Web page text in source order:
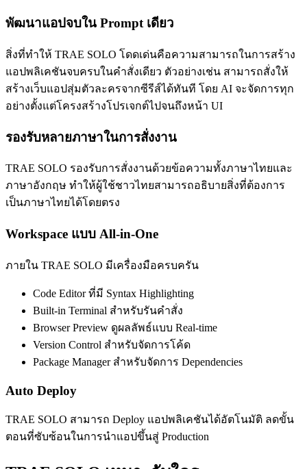
พัฒนาแอปจบใน Prompt เดียว
สิ่งที่ทำให้ TRAE SOLO โดดเด่นคือความสามารถในการสร้าง
แอปพลิเคชันจบครบในคำสั่งเดียว ตัวอย่างเช่น สามารถสั่งให้
สร้างเว็บแอปสุ่มตัวละครจากซีรีส์ได้ทันที โดย AI จะจัดการทุก
อย่างตั้งแต่โครงสร้างโปรเจกต์ไปจนถึงหน้า UI
รองรับหลายภาษาในการสั่งงาน
TRAE SOLO รองรับการสั่งงานด้วยข้อความทั้งภาษาไทยและ
ภาษาอังกฤษ ทำให้ผู้ใช้ชาวไทยสามารถอธิบายสิ่งที่ต้องการ
เป็นภาษาไทยได้โดยตรง
Workspace แบบ All-in-One
ภายใน TRAE SOLO มีเครื่องมือครบครัน
Code Editor ที่มี Syntax Highlighting
Built-in Terminal สำหรับรันคำสั่ง
Browser Preview ดูผลลัพธ์แบบ Real-time
Version Control สำหรับจัดการโค้ด
Package Manager สำหรับจัดการ Dependencies
Auto Deploy
TRAE SOLO สามารถ Deploy แอปพลิเคชันได้อัตโนมัติ ลดขั้น
ตอนที่ซับซ้อนในการนำแอปขึ้นสู่ Production